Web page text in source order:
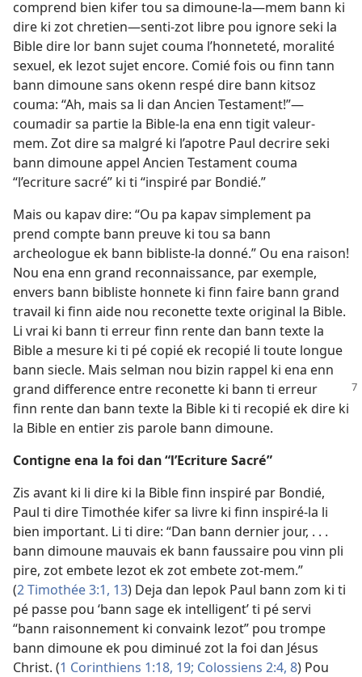
comprend bien kifer tou sa dimoune-la—mem bann ki
dire ki zot chretien—senti-zot libre pou ignore seki la
Bible dire lor bann sujet couma l’honneteté, moralité
sexuel, ek lezot sujet encore. Comié fois ou finn tann
bann dimoune sans okenn respé dire bann kitsoz
couma: “Ah, mais sa li dan Ancien Testament!”—
coumadir sa partie la Bible-la ena enn tigit valeur-
mem. Zot dire sa malgré ki l’apotre Paul decrire seki
bann dimoune appel Ancien Testament couma
“l’ecriture sacré” ki ti “inspiré par Bondié.”
Mais ou kapav dire: “Ou pa kapav simplement pa
prend compte bann preuve ki tou sa bann
archeologue ek bann bibliste-la donné.” Ou ena raison!
Nou ena enn grand reconnaissance, par exemple,
envers bann bibliste honnete ki finn faire bann grand
travail ki finn aide nou reconette texte original la Bible.
Li vrai ki bann ti erreur finn rente dan bann texte la
Bible a mesure ki ti pé copié ek recopié li toute longue
bann siecle. Mais selman nou bizin rappel ki ena enn
grand difference entre reconette ki bann ti erreur
finn rente dan bann texte la Bible ki ti recopié ek dire ki
la Bible en entier zis parole bann dimoune.
Contigne ena la foi dan “l’Ecriture Sacré”
Zis avant ki li dire ki la Bible finn inspiré par Bondié,
Paul ti dire Timothée kifer sa livre ki finn inspiré-la li
bien important. Li ti dire: “Dan bann dernier jour, . . .
bann dimoune mauvais ek bann faussaire pou vinn pli
pire, zot embete lezot ek zot embete zot-mem.”
(2 Timothée 3:1, 13) Deja dan lepok Paul bann zom ki ti
pé passe pou ‘bann sage ek intelligent’ ti pé servi
“bann raisonnement ki convaink lezot” pou trompe
bann dimoune ek pou diminué zot la foi dan Jésus
Christ. (1 Corinthiens 1:18, 19; Colossiens 2:4, 8) Pou